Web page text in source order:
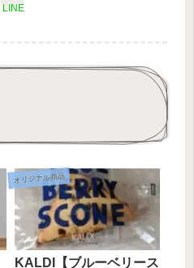
LINE
オリジナル商品
KALDI【ブルーベリース